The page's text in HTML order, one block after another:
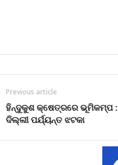
Previous article
ହିନ୍ଦୁକୁଶ କ୍ଷେତ୍ରରେ ଭୂମିକମ୍ପ :
ଦିଲ୍ଲୀ ପର୍ଯ୍ୟନ୍ତ ଝଟକା